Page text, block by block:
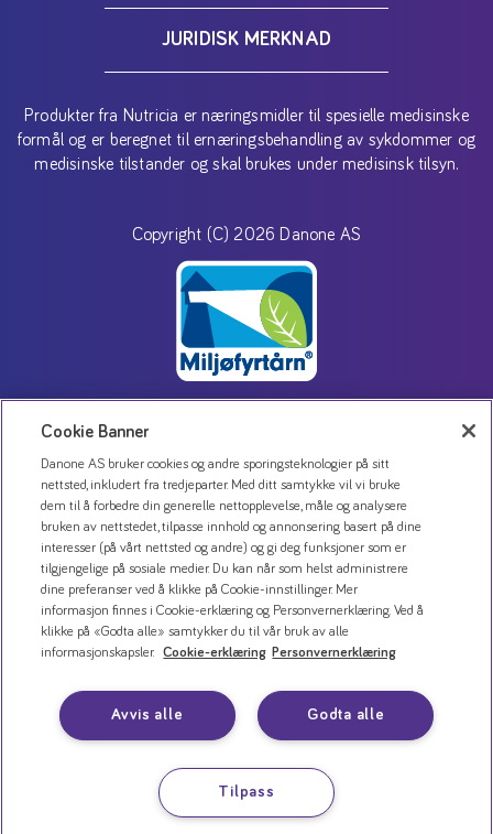
JURIDISK MERKNAD
Produkter fra Nutricia er næringsmidler til spesielle medisinske
formål og er beregnet til ernæringsbehandling av sykdommer og
medisinske tilstander og skal brukes under medisinsk tilsyn.
Copyright (C) 2026 Danone AS
Kontakt oss
Personvernerklæring
Bruk av informasjonskapsler
Åpenhetsloven
Cookie Banner
Danone AS bruker cookies og andre sporingsteknologier på sitt
nettsted, inkludert fra tredjeparter. Med ditt samtykke vil vi bruke
dem til å forbedre din generelle nettopplevelse, måle og analysere
bruken av nettstedet, tilpasse innhold og annonsering basert på dine
interesser (på vårt nettsted og andre) og gi deg funksjoner som er
tilgjengelige på sosiale medier. Du kan når som helst administrere
dine preferanser ved å klikke på Cookie-innstillinger. Mer
informasjon finnes i Cookie-erklæring og Personvernerklæring. Ved å
klikke på «Godta alle» samtykker du til vår bruk av alle
informasjonskapsler.
Cookie-erklæring Personvernerklæring
Godta alle
Avvis alle
Tilpass